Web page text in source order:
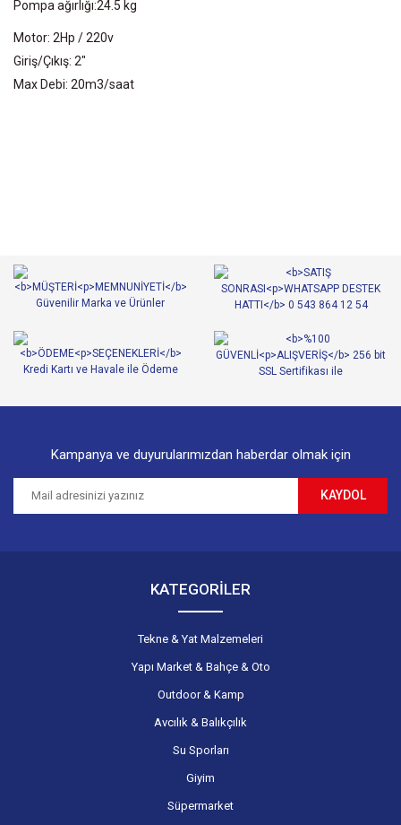
Pompa ağırlığı:24.5 kg
Motor: 2Hp / 220v
Giriş/Çıkış: 2"
Max Debi: 20m3/saat
Ürün resmi kalitesiz, bozuk veya görüntülenemiyor.
Ürün açıklamasında eksik bilgiler bulunuyor.
Ürün bilgilerinde hatalar bulunuyor.
Ürün fiyatı diğer sitelerden daha pahalı.
Gönder
Kampanya ve duyurularımızdan haberdar olmak için
KAYDOL
KATEGORİLER
Tekne & Yat Malzemeleri
Yapı Market & Bahçe & Oto
Outdoor & Kamp
Avcılık & Balıkçılık
Su Sporları
Giyim
Süpermarket